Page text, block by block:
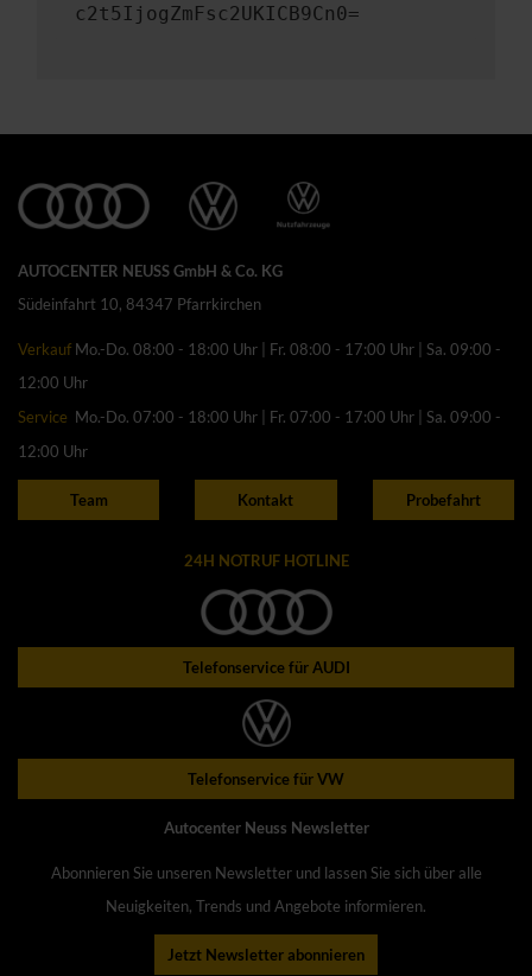
c2t5IjogZmFsc2UKICB9Cn0=
AUTOCENTER NEUSS GmbH & Co. KG
Südeinfahrt 10, 84347 Pfarrkirchen
Verkauf Mo.-Do. 08:00 - 18:00 Uhr | Fr. 08:00 - 17:00 Uhr | Sa. 09:00 -
12:00 Uhr
Service Mo.-Do. 07:00 - 18:00 Uhr | Fr. 07:00 - 17:00 Uhr | Sa. 09:00 -
12:00 Uhr
Team Kontakt Probefahrt
24H NOTRUF HOTLINE
Telefonservice für AUDI
Telefonservice für VW
Autocenter Neuss Newsletter
Abonnieren Sie unseren Newsletter und lassen Sie sich über alle
Neuigkeiten, Trends und Angebote informieren.
Jetzt Newsletter abonnieren